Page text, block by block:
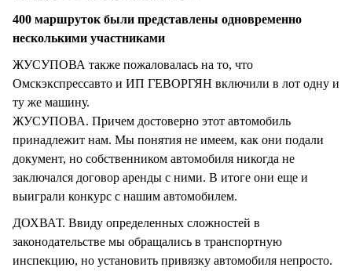
400 маршруток были представлены одновременно
несколькими участниками
ЖУСУПОВА также пожаловалась на то, что
Омскэкспрессавто и ИП ГЕВОРГЯН включили в лот одну и
ту же машину.
ЖУСУПОВА. Причем достоверно этот автомобиль
принадлежит нам. Мы понятия не имеем, как они подали
документ, но собственником автомобиля никогда не
заключался договор аренды с ними. В итоге они еще и
выиграли конкурс с нашим автомобилем.
ДОХВАТ. Ввиду определенных сложностей в
законодательстве мы обращались в транспортную
инспекцию, но установить привязку автомобиля непросто.